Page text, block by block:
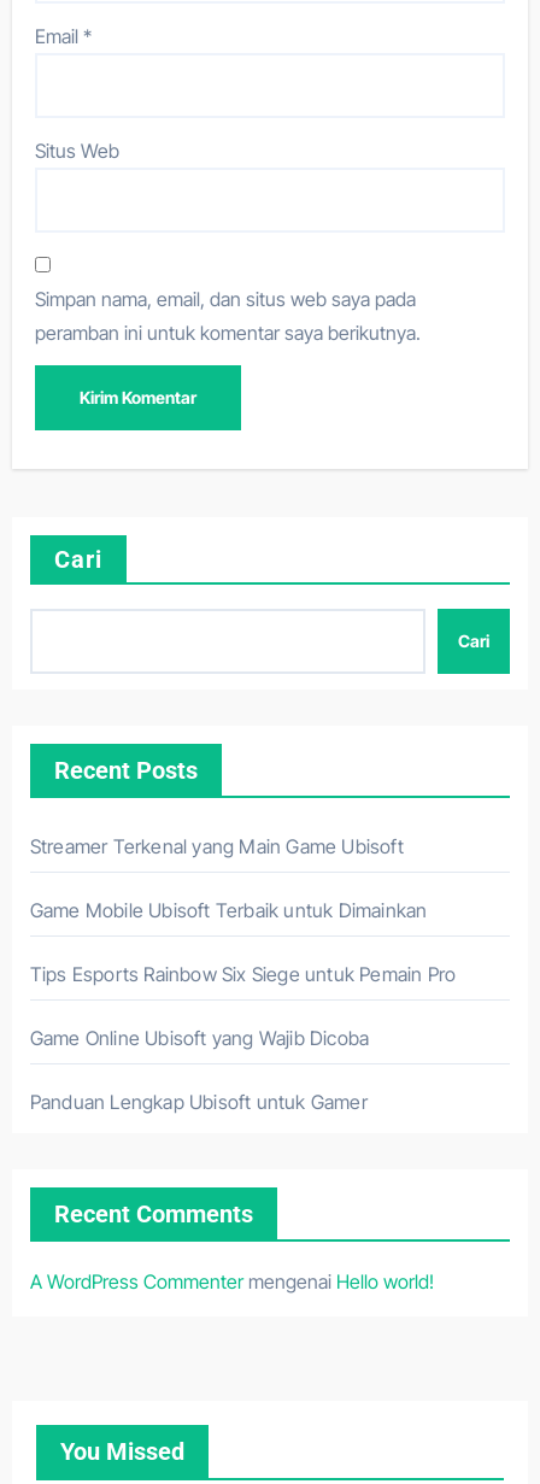
Email*
Situs Web
Simpan nama, email, dan situs web saya pada
peramban ini untuk komentar saya berikutnya.
Cari
Cari
Recent Posts
Streamer Terkenal yang Main Game Ubisoft
Game Mobile Ubisoft Terbaik untuk Dimainkan
Tips Esports Rainbow Six Siege untuk Pemain Pro
Game Online Ubisoft yang Wajib Dicoba
Panduan Lengkap Ubisoft untuk Gamer
Recent Comments
A WordPress Commentermengenai Hello world!
You Missed